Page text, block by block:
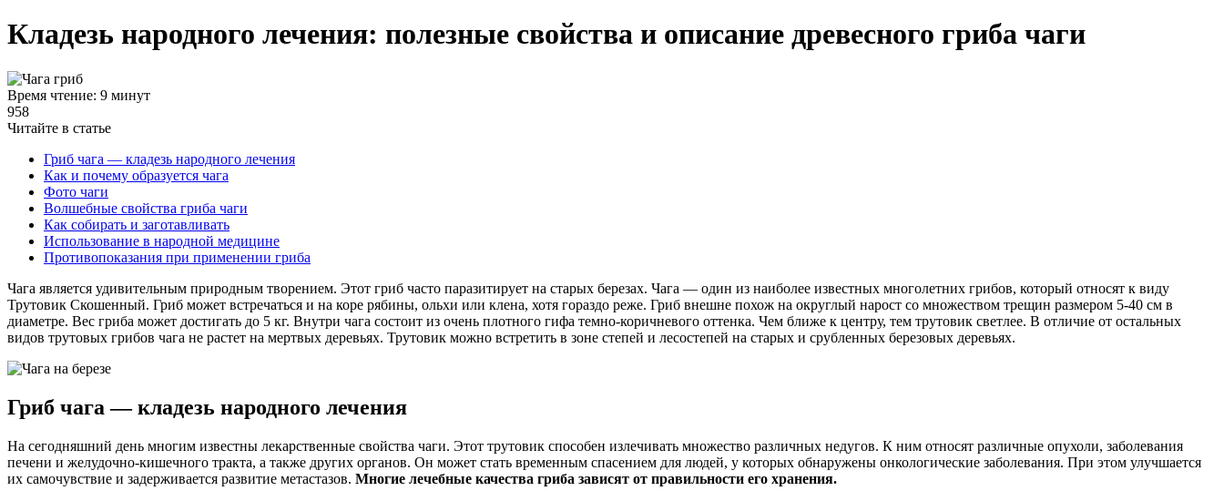
Кладезь народного лечения: полезные свойства и описание древесного гриба чаги
Время чтение: 9 минут
958
Читайте в статье
Гриб чага — кладезь народного лечения
Как и почему образуется чага
Фото чаги
Волшебные свойства гриба чаги
Как собирать и заготавливать
Использование в народной медицине
Противопоказания при применении гриба
Чага является удивительным природным творением. Этот гриб часто паразитирует на старых березах. Чага — один из наиболее известных многолетних грибов, который относят к виду
Трутовик Скошенный. Гриб может встречаться и на коре рябины, ольхи или клена, хотя гораздо реже. Гриб внешне похож на округлый нарост со множеством трещин размером 5-40 см в
диаметре. Вес гриба может достигать до 5 кг. Внутри чага состоит из очень плотного гифа темно-коричневого оттенка. Чем ближе к центру, тем трутовик светлее. В отличие от остальных
видов трутовых грибов чага не растет на мертвых деревьях. Трутовик можно встретить в зоне степей и лесостепей на старых и срубленных березовых деревьях.
Гриб чага — кладезь народного лечения
На сегодняшний день многим известны лекарственные свойства чаги. Этот трутовик способен излечивать множество различных недугов. К ним относят различные опухоли, заболевания
печени и желудочно-кишечного тракта, а также других органов. Он может стать временным спасением для людей, у которых обнаружены онкологические заболевания. При этом улучшается
их самочувствие и задерживается развитие метастазов. Многие лечебные качества гриба зависят от правильности его хранения.